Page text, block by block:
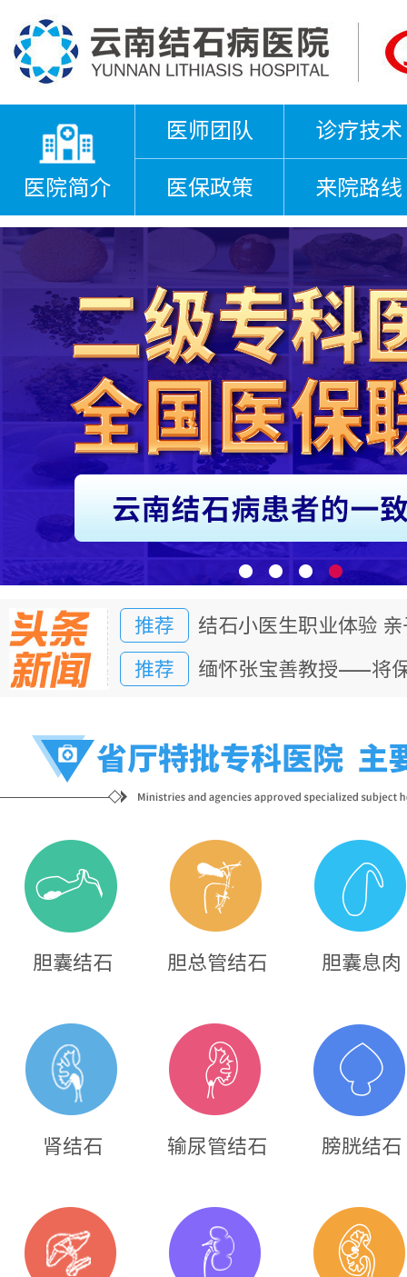
医院简介
医师团队 诊疗技术
医保政策 来院路线
推荐 结石小医生职业体验
推荐 缅怀张宝善教授——将
推荐 结石小医生职业体验
推荐 缅怀张宝善教授——将
推荐 缅怀张宝善教授——将
胆囊结石 胆总管结石 胆囊息肉
肾结石 输尿管结石 膀胱结石